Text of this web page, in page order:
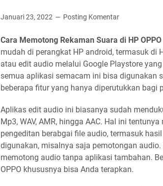
Januari 23, 2022 Posting Komentar
Cara Memotong Rekaman Suara di HP OPPO
mudah di perangkat HP android, termasuk di
atau edit audio melalui Google Playstore
semua aplikasi semacam ini bisa digunakan
beberapa fitur yang hanya diperutukkan bagi
Aplikas edit audio ini biasanya sudah
Mp3, WAV, AMR, hingga AAC. Hal ini
pengeditan berabgai file audio, termasuk
digunakan, misalnya saja pemotongan
memotong audio tanpa aplikasi tambahan.
OPPO khususnya bisa Anda terapkan.